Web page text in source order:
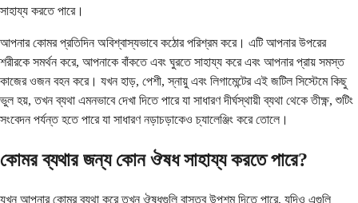
সাহায্য করতে পারে।
আপনার কোমর প্রতিদিন অবিশ্বাস্যভাবে কঠোর পরিশ্রম করে। এটি আপনার উপরের
শরীরকে সমর্থন করে, আপনাকে বাঁকতে এবং ঘুরতে সাহায্য করে এবং আপনার প্রায় সমস্ত
কাজের ওজন বহন করে। যখন হাড়, পেশী, স্নায়ু এবং লিগামেন্টের এই জটিল সিস্টেমে কিছু
ভুল হয়, তখন ব্যথা এমনভাবে দেখা দিতে পারে যা সাধারণ দীর্ঘস্থায়ী ব্যথা থেকে তীক্ষ্ণ, শুটিং
সংবেদন পর্যন্ত হতে পারে যা সাধারণ নড়াচড়াকেও চ্যালেঞ্জিং করে তোলে।
কোমর ব্যথার জন্য কোন ঔষধ সাহায্য করতে পারে?
যখন আপনার কোমর ব্যথা করে তখন ঔষধগুলি বাস্তব উপশম দিতে পারে, যদিও এগুলি